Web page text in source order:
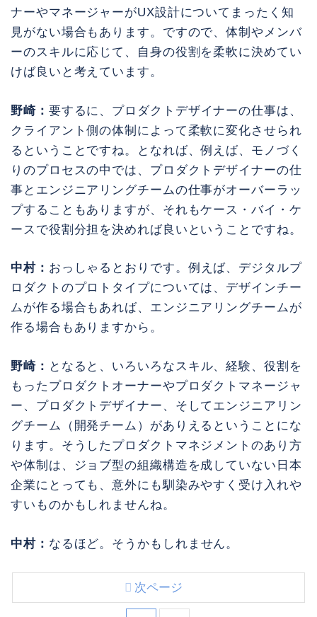
ナーやマネージャーがUX設計についてまったく知
見がない場合もあります。ですので、体制やメンバ
ーのスキルに応じて、自身の役割を柔軟に決めてい
けば良いと考えています。
野崎： 要するに、プロダクトデザイナーの仕事は、
クライアント側の体制によって柔軟に変化させられ
るということですね。となれば、例えば、モノづく
りのプロセスの中では、プロダクトデザイナーの仕
事とエンジニアリングチームの仕事がオーバーラッ
プすることもありますが、それもケース・バイ・ケ
ースで役割分担を決めれば良いということですね。
中村： おっしゃるとおりです。例えば、デジタルプ
ロダクトのプロトタイプについては、デザインチー
ムが作る場合もあれば、エンジニアリングチームが
作る場合もありますから。
野崎： となると、いろいろなスキル、経験、役割を
もったプロダクトオーナーやプロダクトマネージャ
ー、プロダクトデザイナー、そしてエンジニアリン
グチーム（開発チーム）がありえるということにな
ります。そうしたプロダクトマネジメントのあり方
や体制は、ジョブ型の組織構造を成していない日本
企業にとっても、意外にも馴染みやすく受け入れや
すいものかもしれませんね。
中村： なるほど。そうかもしれません。
次ページ